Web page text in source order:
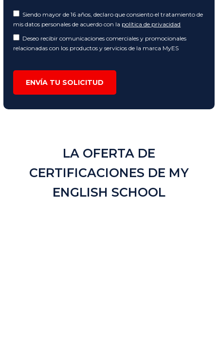
Siendo mayor de 16 años, declaro que consiento el tratamiento de
mis datos personales de acuerdo con la política de privacidad
Deseo recibir comunicaciones comerciales y promocionales
relacionadas con los productos y servicios de la marca MyES
ENVÍA TU SOLICITUD
LA OFERTA DE
CERTIFICACIONES DE MY
ENGLISH SCHOOL